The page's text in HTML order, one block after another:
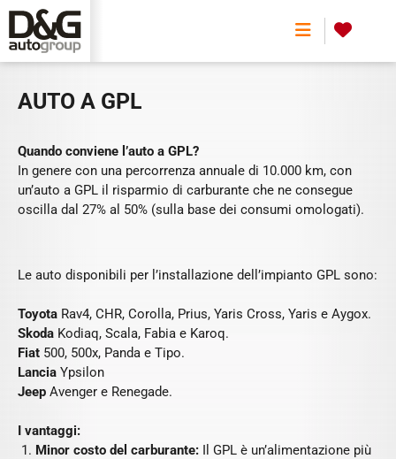
AUTO A GPL
AUTO A GPL
Quando conviene l’auto a GPL?
In genere con una percorrenza annuale di 10.000 km, con
un’auto a GPL il risparmio di carburante che ne consegue
oscilla dal 27% al 50% (sulla base dei consumi omologati).
Le auto disponibili per l’installazione dell’impianto GPL sono:
Toyota Rav4, CHR, Corolla, Prius, Yaris Cross, Yaris e Aygox.
Skoda Kodiaq, Scala, Fabia e Karoq.
Fiat 500, 500x, Panda e Tipo.
Lancia Ypsilon
Jeep Avenger e Renegade.
I vantaggi:
Minor costo del carburante: Il GPL è un’alimentazione più